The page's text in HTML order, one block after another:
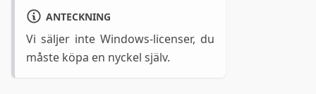
ANTECKNING
Vi säljer inte Windows-licenser, du
måste köpa en nyckel själv.